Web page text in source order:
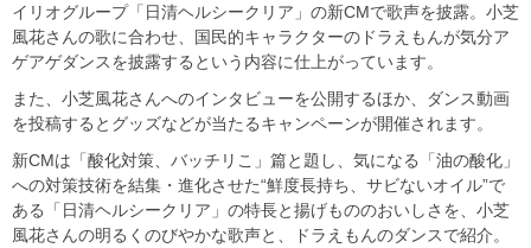
イリオグループ「日清ヘルシークリア」の新CMで歌声を披露。小芝
風花さんの歌に合わせ、国民的キャラクターのドラえもんが気分ア
ゲアゲダンスを披露するという内容に仕上がっています。
また、小芝風花さんへのインタビューを公開するほか、ダンス動画
を投稿するとグッズなどが当たるキャンペーンが開催されます。
新CMは「酸化対策、バッチリこ」篇と題し、気になる「油の酸化」
への対策技術を結集・進化させた“鮮度長持ち、サビないオイル”で
ある「日清ヘルシークリア」の特長と揚げもののおいしさを、小芝
風花さんの明るくのびやかな歌声と、ドラえもんのダンスで紹介。